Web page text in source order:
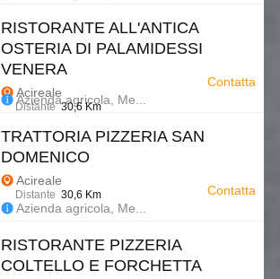
RISTORANTE ALL'ANTICA
OSTERIA DI PALAMIDESSI
VENERA
Acireale
Distante30,6 Km
Azienda agricola, Me...
Contatta
TRATTORIA PIZZERIA SAN
DOMENICO
Acireale
Distante 30,6 Km
Azienda agricola, Me...
Contatta
RISTORANTE PIZZERIA
COLTELLO E FORCHETTA